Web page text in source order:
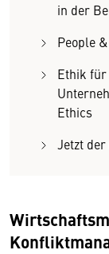
in der
People
Ethik
Ethics
Jetzt